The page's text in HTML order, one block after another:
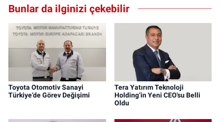
Bunlar da ilginizi çekebilir
Toyota Otomotiv Sanayi
Türkiye’de Görev Değişimi
Tera Yatırım Teknoloji
Holding’in Yeni CEO'su Belli
Oldu